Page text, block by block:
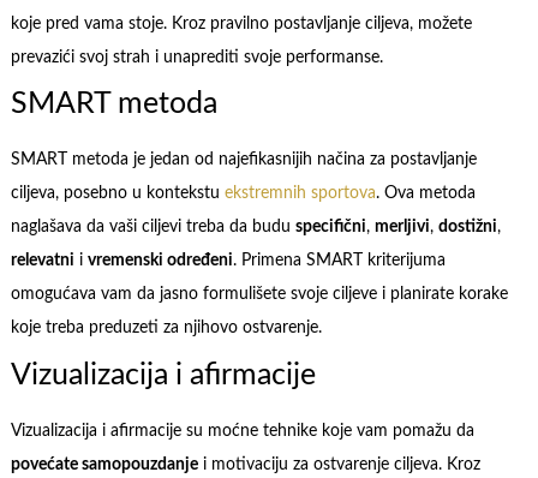
koje pred vama stoje. Kroz pravilno postavljanje ciljeva, možete
prevazići svoj strah i unaprediti svoje performanse.
SMART metoda
SMART metoda je jedan od najefikasnijih načina za postavljanje
ciljeva, posebno u kontekstu ekstremnih sportova. Ova metoda
naglašava da vaši ciljevi treba da budu specifični, merljivi, dostižni,
relevatni i vremenski određeni. Primena SMART kriterijuma
omogućava vam da jasno formulišete svoje ciljeve i planirate korake
koje treba preduzeti za njihovo ostvarenje.
Vizualizacija i afirmacije
Vizualizacija i afirmacije su moćne tehnike koje vam pomažu da
povećate samopouzdanjei motivaciju za ostvarenje ciljeva. Kroz